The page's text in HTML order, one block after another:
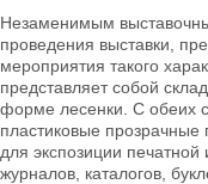
Незаменимым
проведения выставки,
мероприятия такого
представляет собой
форме лесенки. С обеих
пластиковые прозрачные
для экспозиции
журналов, каталогов,